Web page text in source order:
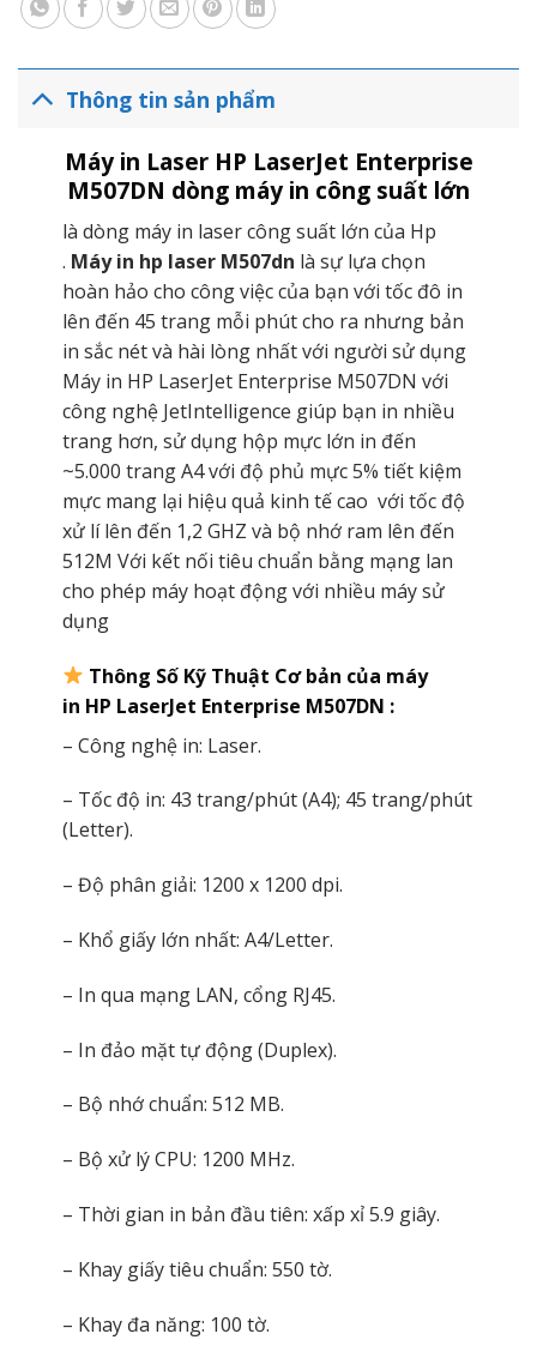
8.1 (32-bit/ 64-bit), Windows 8 (32-bit/ 64-bit), Windows 7 (32-
Windows Server 2003 (32-bit), Windows Server 2008 (64-bit/
32-bit), OS X 10.8 Mountain Lion, OS X 10.9 Mavericks, OS X
– Cổng kết nối: 1 Hi-Speed Device USB 2.0; 2 Hi-Speed USB
2.0 Host; 1 Gigabit Ethernet.
– Sử dụng mực in Cartridge CF289A (xấp xỉ 5.000 trang với độ
phủ mực 5%).
– Công suất in hàng tháng: 150.000 trang.
– Dung lượng trang hàng tháng khuyến nghị: 2000 – 7.500
trang.
– Nguồn điện: 220 – 240V, 50/60Hz.
– Kích thước (W x D x H): 418 x 376 x 299 mm.
– Trọng lượng: 11,48 kg (đóng gói : 14,3 kg).
Thông tin sản phẩm
Máy in Laser HP LaserJet Enterprise
M507DN dòng máy in công suất lớn
là dòng máy in laser công suất lớn của Hp
. Máy in hp laser M507dn là sự lựa chọn
hoàn hảo cho công việc của bạn với tốc đô in
lên đến 45 trang mỗi phút cho ra nhưng bản
in sắc nét và hài lòng nhất với người sử dụng
Máy in HP LaserJet Enterprise M507DN với
công nghệ JetIntelligence giúp bạn in nhiều
trang hơn, sử dụng hộp mực lớn in đến
~5.000 trang A4 với độ phủ mực 5% tiết kiệm
mực mang lại hiệu quả kinh tế cao với tốc độ
xử lí lên đến 1,2 GHZ và bộ nhớ ram lên đến
512M Với kết nối tiêu chuẩn bằng mạng lan
cho phép máy hoạt động với nhiều máy sử
dụng
Thông Số Kỹ Thuật Cơ bản của máy
in HP LaserJet Enterprise M507DN :
– Công nghệ in: Laser.
– Tốc độ in: 43 trang/phút (A4); 45 trang/phút
(Letter).
– Độ phân giải: 1200 x 1200 dpi.
– Khổ giấy lớn nhất: A4/Letter.
– In qua mạng LAN, cổng RJ45.
– In đảo mặt tự động (Duplex).
– Bộ nhớ chuẩn: 512 MB.
– Bộ xử lý CPU: 1200 MHz.
– Thời gian in bản đầu tiên: xấp xỉ 5.9 giây.
– Khay giấy tiêu chuẩn: 550 tờ.
– Khay đa năng: 100 tờ.